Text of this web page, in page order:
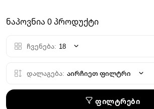
ნაპოვნია 0 პროდუქტი
ჩვენება: 18
დალაგება: აირჩიეთ ფილტრი
ფილტრები